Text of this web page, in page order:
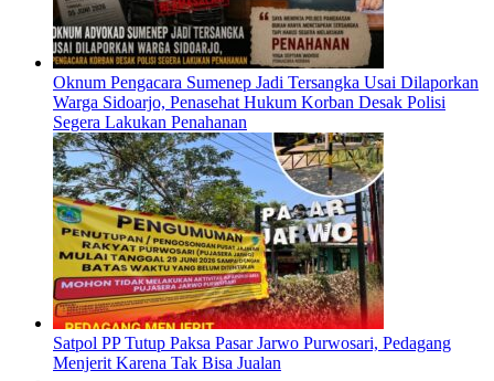
Oknum Pengacara Sumenep Jadi Tersangka Usai Dilaporkan
Warga Sidoarjo, Penasehat Hukum Korban Desak Polisi
Segera Lakukan Penahanan
Satpol PP Tutup Paksa Pasar Jarwo Purwosari, Pedagang
Menjerit Karena Tak Bisa Jualan